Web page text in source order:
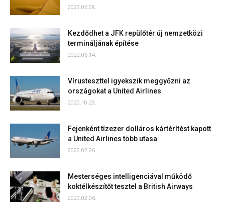
2023.06.08.
Kezdődhet a JFK repülőtér új nemzetközi
termináljának építése
2022.06.14.
Vírusteszttel igyekszik meggyőzni az
országokat a United Airlines
2020.10.29.
Fejenként tízezer dolláros kártérítést kapott
a United Airlines több utasa
2020.02.26.
Mesterséges intelligenciával működő
koktélkészítőt tesztel a British Airways
2020.02.06.